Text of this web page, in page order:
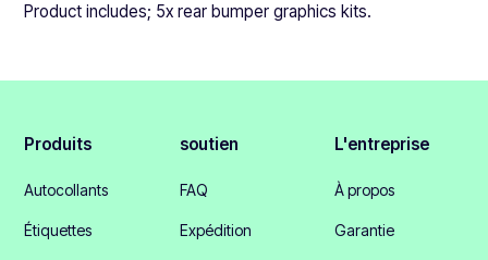
Product includes; 5x rear bumper graphics kits.
Produits
Autocollants
Étiquettes
soutien
FAQ
Expédition
L'entreprise
À propos
Garantie